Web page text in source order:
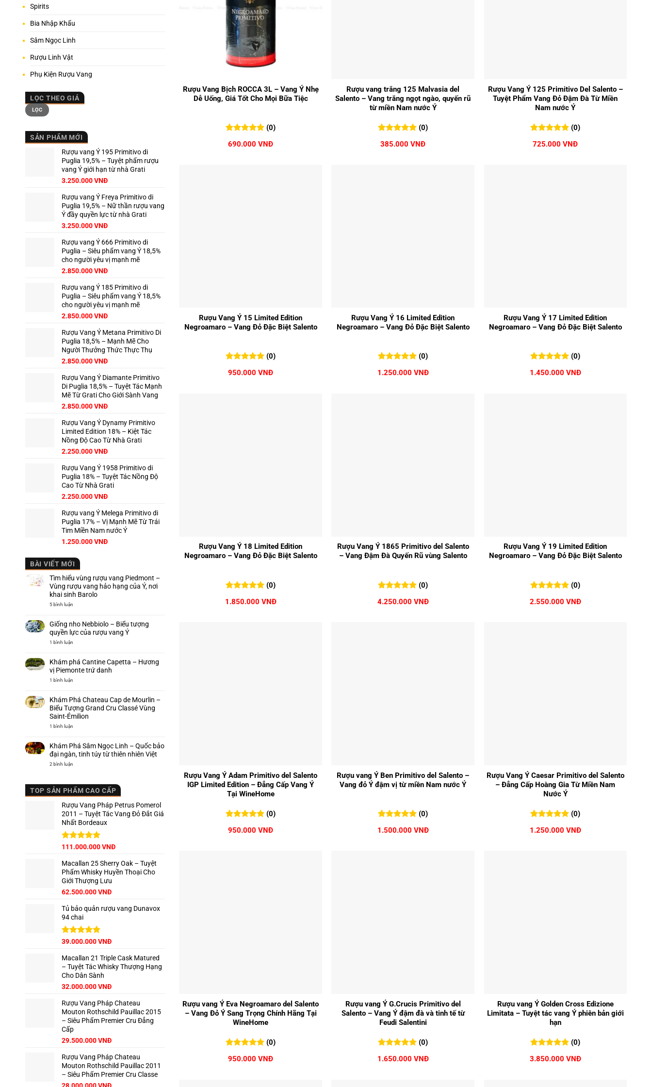
Spirits
Bia Nhập Khẩu
Sâm Ngọc Linh
Rượu Linh Vật
Phụ Kiện Rượu Vang
LỌC THEO GIÁ
Giá
tối
thiểu
Giá
tối
đa
LỌC
SẢN PHẨM MỚI
Rượu vang Ý 195 Primitivo di
Puglia 19,5% – Tuyệt phẩm rượu
vang Ý giới hạn từ nhà Grati
3.250.000VNĐ
Rượu vang Ý Freya Primitivo di
Puglia 19,5% – Nữ thần rượu vang
Ý đầy quyền lực từ nhà Grati
3.250.000VNĐ
Rượu vang Ý 666 Primitivo di
Puglia – Siêu phẩm vang Ý 18,5%
cho người yêu vị mạnh mẽ
2.850.000VNĐ
Rượu vang Ý 185 Primitivo di
Puglia – Siêu phẩm vang Ý 18,5%
cho người yêu vị mạnh mẽ
2.850.000VNĐ
Rượu Vang Ý Metana Primitivo Di
Puglia 18,5% – Mạnh Mẽ Cho
Người Thưởng Thức Thực Thụ
2.850.000VNĐ
Rượu Vang Ý Diamante Primitivo
Di Puglia 18,5% – Tuyệt Tác Mạnh
Mẽ Từ Grati Cho Giới Sành Vang
2.850.000VNĐ
Rượu Vang Ý Dynamy Primitivo
Limited Edition 18% – Kiệt Tác
Nồng Độ Cao Từ Nhà Grati
2.250.000VNĐ
Rượu Vang Ý 1958 Primitivo di
Puglia 18% – Tuyệt Tác Nồng Độ
Cao Từ Nhà Grati
2.250.000VNĐ
Rượu vang Ý Melega Primitivo di
Puglia 17% – Vị Mạnh Mẽ Từ Trái
Tim Miền Nam nước Ý
1.250.000VNĐ
BÀI VIẾT MỚI
Tìm hiểu vùng rượu vang Piedmont –
Vùng rượu vang hảo hạng của Ý, nơi
khai sinh Barolo
5 bình luận
vùng
rượu
vang
Piedmont
hảo
hạng
của
Barolo
Giống nho Nebbiolo – Biểu tượng
quyền lực của rượu vang Ý
1 bình luận
Nebbiolo
–
Biểu
tượng
vang
Ý
Khám phá Cantine Capetta – Hương
vị Piemonte trứ danh
1 bình luận
Cantine
Capetta
–
Hương
vị
Khám Phá Chateau Cap de Mourlin –
Biểu Tượng Grand Cru Classé Vùng
Saint-Émilion
1 bình luận
Chateau
Cap
de
Mourlin
Cru
Classé
Vùng
Émilion
Khám Phá Sâm Ngọc Linh – Quốc bảo
đại ngàn, tinh túy từ thiên nhiên Việt
2 bình luận
Ngọc
Linh
–
bảo
đại
ngàn,
tinh
từ
thiên
nhiên
Việt
TOP SẢN PHẨM CAO CẤP
Rượu Vang Pháp Petrus Pomerol
2011 – Tuyệt Tác Vang Đỏ Đắt Giá
Nhất Bordeaux
Được xếp
5 sao
Giá
là:
125.000.000 VNĐ.
111.000.000VNĐGiá
tại
là:
Macallan 25 Sherry Oak – Tuyệt
Phẩm Whisky Huyền Thoại Cho
Giới Thượng Lưu
Giá
là:
65.000.000 VNĐ.
62.500.000VNĐGiá
tại
Tủ bảo quản rượu vang Dunavox
94 chai
Được xếp
5 sao
Giá
là:
42.500.000 VNĐ.
39.000.000VNĐGiá
tại
là:
Macallan 21 Triple Cask Matured
– Tuyệt Tác Whisky Thượng Hạng
Cho Dân Sành
Giá
là:
35.000.000 VNĐ.
32.000.000VNĐGiá
tại
là:
32.000.000 VNĐ.
Rượu Vang Pháp Chateau
Mouton Rothschild Pauillac 2015
– Siêu Phẩm Premier Cru Đẳng
Cấp
29.500.000VNĐ
Rượu Vang Pháp Chateau
Mouton Rothschild Pauillac 2011
– Siêu Phẩm Premier Cru Classe
28.000.000VNĐ
Rượu Vang Bịch ROCCA 3L – Vang Ý Nhẹ
Dễ Uống, Giá Tốt Cho Mọi Bữa Tiệc
đánh giá
(0)
690.000VNĐ
Rượu vang trắng 125 Malvasia del
Salento – Vang trắng ngọt ngào, quyến rũ
từ miền Nam nước Ý
đánh giá
(0)
385.000VNĐ
Rượu Vang Ý 125 Primitivo Del Salento –
Tuyệt Phẩm Vang Đỏ Đậm Đà Từ Miền
Nam nước Ý
đánh giá
(0)
725.000VNĐ
Rượu Vang Ý 15 Limited Edition
Negroamaro – Vang Đỏ Đặc Biệt Salento
đánh giá
(0)
950.000VNĐ
Rượu Vang Ý 16 Limited Edition
Negroamaro – Vang Đỏ Đặc Biệt Salento
đánh giá
(0)
1.250.000 VNĐ
Rượu Vang Ý 17 Limited Edition
Negroamaro – Vang Đỏ Đặc Biệt Salento
đánh giá
(0)
1.450.000 VNĐ
Rượu Vang Ý 18 Limited Edition
Negroamaro – Vang Đỏ Đặc Biệt Salento
đánh giá
(0)
1.850.000 VNĐ
Rượu Vang Ý 1865 Primitivo del Salento
– Vang Đậm Đà Quyến Rũ vùng Salento
đánh giá
(0)
4.250.000 VNĐ
Rượu Vang Ý 19 Limited Edition
Negroamaro – Vang Đỏ Đặc Biệt Salento
đánh giá
(0)
2.550.000 VNĐ
Rượu Vang Ý Adam Primitivo del Salento
IGP Limited Edition – Đẳng Cấp Vang Ý
Tại WineHome
đánh giá
(0)
950.000VNĐ
Rượu vang Ý Ben Primitivo del Salento –
Vang đỏ Ý đậm vị từ miền Nam nước Ý
đánh giá
(0)
1.500.000 VNĐ
Rượu Vang Ý Caesar Primitivo del Salento
– Đẳng Cấp Hoàng Gia Từ Miền Nam
Nước Ý
đánh giá
(0)
1.250.000 VNĐ
Rượu vang Ý Eva Negroamaro del Salento
– Vang Đỏ Ý Sang Trọng Chính Hãng Tại
WineHome
đánh giá
(0)
950.000VNĐ
Rượu vang Ý G.Crucis Primitivo del
Salento – Vang Ý đậm đà và tinh tế từ
Feudi Salentini
đánh giá
(0)
1.650.000 VNĐ
Rượu vang Ý Golden Cross Edizione
Limitata – Tuyệt tác vang Ý phiên bản giới
hạn
đánh giá
(0)
3.850.000 VNĐ